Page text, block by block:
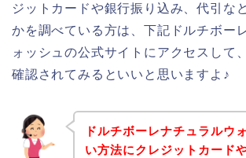
ジットカードや銀行振り込み、代引な
かを調べている方は、下記ドルチボー
ォッシュの公式サイトにアクセスして
確認されてみるといいと思いますよ♪
ドルチボーレナチュラルウ
い方法にクレジットカード